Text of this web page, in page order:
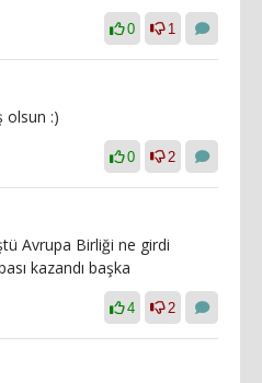
0 1
olsun :)
0 2
Avrupa Birliği ne girdi
kazandı başka
4 2